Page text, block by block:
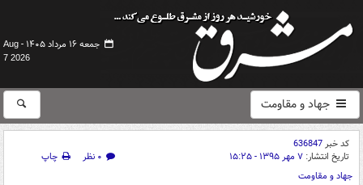
جمعه ۱۶ مرداد ۱۴۰۵ -
Aug
7 2026
جهاد و مقاومت
کد خبر636847
تاریخ انتشار: ۷ مهر ۱۳۹۵ - ۱۵:۲۵ ۰ نظر
چاپ
جهاد و مقاومت